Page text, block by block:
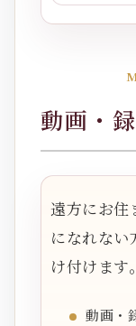
動画・
遠方にお住
になれな
け付けます。
動画・